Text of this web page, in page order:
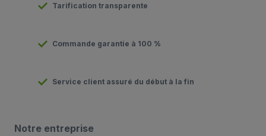
Tarification transparente
Commande garantie à 100 %
Service client assuré du début à la fin
Notre entreprise